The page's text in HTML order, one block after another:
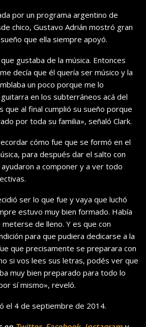
por un programa argentino de
chico, Gustavo Adrián mostró gran
que ella siempre apoyó.
gustaba de la música. Entonces
decía que él quería ser músico y la
un poco porque me lo
en los subterráneos acá del
que al final cumplió su sueño porque
por toda su familia», señaló Clark.
cómo fue que se formó en el
para después dar el salto con
a componer y a ver todo
ser lo que fue y vaya que luchó
estuvo muy bien formado. Había
de lleno. Y es que con
para que pudiera dedicarse a la
que precisamente se preparara con
si vos lees sus letras, podés ver que
muy bien preparado para todo lo
sí mismo», reveló.
el 4 de septiembre de 2014.